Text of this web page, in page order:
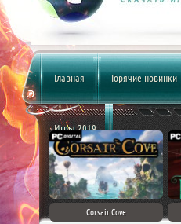
Главная Горячие новинки
Игры 2019
Corsair Cove